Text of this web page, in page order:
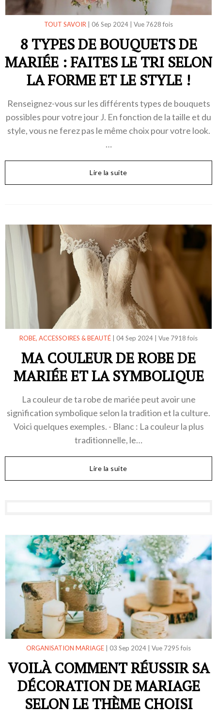
TOUT SAVOIR | 06 Sep 2024 | Vue 7628 fois
8 TYPES DE BOUQUETS DE
MARIÉE : FAITES LE TRI SELON
LA FORME ET LE STYLE !
Renseignez-vous sur les différents types de bouquets
possibles pour votre jour J. En fonction de la taille et du
style, vous ne ferez pas le même choix pour votre look.
…
Lire la suite
ROBE, ACCESSOIRES & BEAUTÉ | 04 Sep 2024 | Vue 7918 fois
MA COULEUR DE ROBE DE
MARIÉE ET LA SYMBOLIQUE
La couleur de ta robe de mariée peut avoir une
signification symbolique selon la tradition et la culture.
Voici quelques exemples. - Blanc : La couleur la plus
traditionnelle, le…
Lire la suite
ORGANISATION MARIAGE 03 Sep 2024 Vue 7295 fois
VOILÀ COMMENT RÉUSSIR SA
DÉCORATION DE MARIAGE
SELON LE THÈME CHOISI